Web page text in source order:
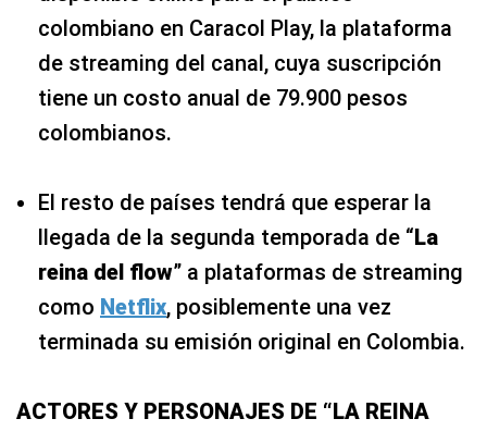
colombiano en Caracol Play, la plataforma
de streaming del canal, cuya suscripción
tiene un costo anual de 79.900 pesos
colombianos.
El resto de países tendrá que esperar la
llegada de la segunda temporada de “La
reina del flow” a plataformas de streaming
como Netflix, posiblemente una vez
terminada su emisión original en Colombia.
ACTORES Y PERSONAJES DE “LA REINA